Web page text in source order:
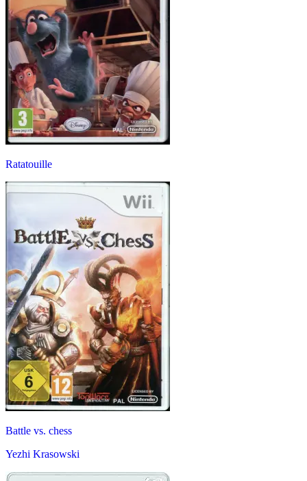
Ratatouille
Battle vs. chess
Yezhi Krasowski